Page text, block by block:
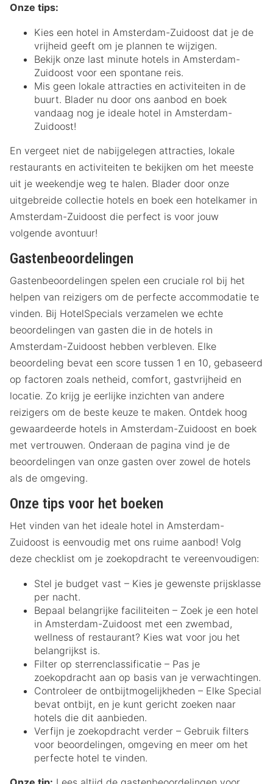
Onze tips:
Kies een hotel in Amsterdam-Zuidoost dat je de
vrijheid geeft om je plannen te wijzigen.
Bekijk onze last minute hotels in Amsterdam-
Zuidoost voor een spontane reis.
Mis geen lokale attracties en activiteiten in de
buurt. Blader nu door ons aanbod en boek
vandaag nog je ideale hotel in Amsterdam-
Zuidoost!
En vergeet niet de nabijgelegen attracties, lokale
restaurants en activiteiten te bekijken om het meeste
uit je weekendje weg te halen. Blader door onze
uitgebreide collectie hotels en boek een hotelkamer in
Amsterdam-Zuidoost die perfect is voor jouw
volgende avontuur!
Gastenbeoordelingen
Gastenbeoordelingen spelen een cruciale rol bij het
helpen van reizigers om de perfecte accommodatie te
vinden. Bij HotelSpecials verzamelen we echte
beoordelingen van gasten die in de hotels in
Amsterdam-Zuidoost hebben verbleven. Elke
beoordeling bevat een score tussen 1 en 10, gebaseerd
op factoren zoals netheid, comfort, gastvrijheid en
locatie. Zo krijg je eerlijke inzichten van andere
reizigers om de beste keuze te maken. Ontdek hoog
gewaardeerde hotels in Amsterdam-Zuidoost en boek
met vertrouwen. Onderaan de pagina vind je de
beoordelingen van onze gasten over zowel de hotels
als de omgeving.
Onze tips voor het boeken
Het vinden van het ideale hotel in Amsterdam-
Zuidoost is eenvoudig met ons ruime aanbod! Volg
deze checklist om je zoekopdracht te vereenvoudigen:
Stel je budget vast – Kies je gewenste prijsklasse
per nacht.
Bepaal belangrijke faciliteiten – Zoek je een hotel
in Amsterdam-Zuidoost met een zwembad,
wellness of restaurant? Kies wat voor jou het
belangrijkst is.
Filter op sterrenclassificatie – Pas je
zoekopdracht aan op basis van je verwachtingen.
Controleer de ontbijtmogelijkheden – Elke Special
bevat ontbijt, en je kunt gericht zoeken naar
hotels die dit aanbieden.
Verfijn je zoekopdracht verder – Gebruik filters
voor beoordelingen, omgeving en meer om het
perfecte hotel te vinden.